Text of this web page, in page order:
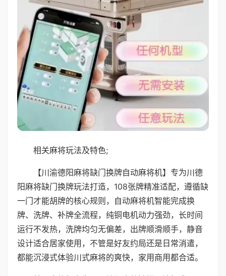
相关麻将玩法及特色;
【川渝德阳麻将缺门换牌自动麻将机】专为川德
阳麻将缺门换牌玩法打造，108张牌精准适配，遵循缺
一门才能胡牌的核心规则，自动麻将机智能完成换
牌、洗牌、补牌全流程，纯铜电机动力强劲，长时间
运行不发热，洗牌均匀无偏差，出牌顺滑顺手，静音
设计适合居家使用，不管是好友约局还是日常消遣，
都能沉浸式体验川式麻将的爽快，家用商用都合适。